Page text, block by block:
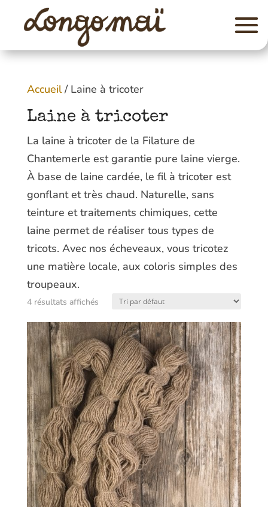
Accueil/ Laine à tricoter
Laine à tricoter
La laine à tricoter de la Filature de
Chantemerle est garantie pure laine vierge.
À base de laine cardée, le fil à tricoter est
gonflant et très chaud. Naturelle, sans
teinture et traitements chimiques, cette
laine permet de réaliser tous types de
tricots. Avec nos écheveaux, vous tricotez
une matière locale, aux coloris simples des
troupeaux.
4 résultats affichés